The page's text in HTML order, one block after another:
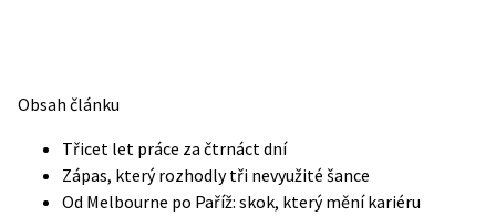
Obsah článku
Třicet let práce za čtrnáct dní
Zápas, který rozhodly tři nevyužité šance
Od Melbourne po Paříž: skok, který mění kariéru